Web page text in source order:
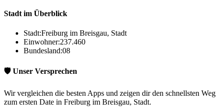
Stadt im Überblick
Stadt:Freiburg im Breisgau, Stadt
Einwohner:237.460
Bundesland:08
🛡️ Unser Versprechen
Wir vergleichen die besten Apps und zeigen dir den schnellsten Weg
zum ersten Date in Freiburg im Breisgau, Stadt.